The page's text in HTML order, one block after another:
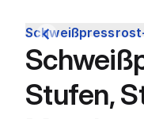
Stufen,